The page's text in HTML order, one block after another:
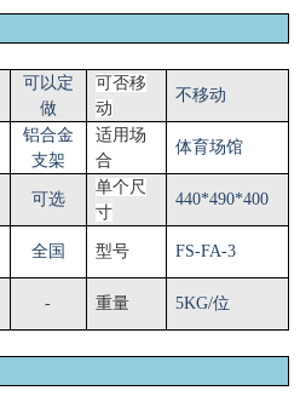
可以定
做
可否移
动
不移动
铝合金
支架
适用场
合
体育场馆
可选
单个尺
寸
440*490*400
全国 型号 FS-FA-3
- 重量 5KG/位